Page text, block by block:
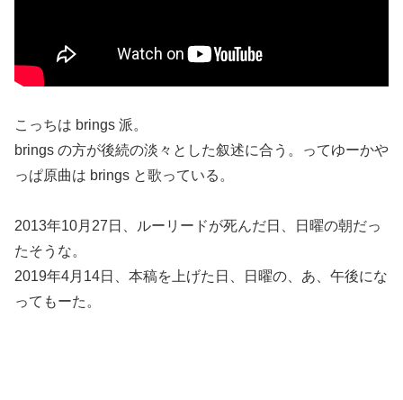
こっちは brings 派。
brings の方が後続の淡々とした叙述に合う。ってゆーかや
っぱ原曲は brings と歌っている。
2013年10月27日、ルーリードが死んだ日、日曜の朝だっ
たそうな。
2019年4月14日、本稿を上げた日、日曜の、あ、午後にな
ってもーた。